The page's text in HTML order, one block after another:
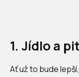
1. Jídlo a
Ať už to bude